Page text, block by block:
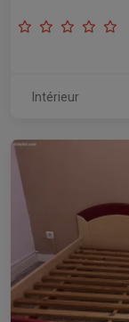
Intérieur